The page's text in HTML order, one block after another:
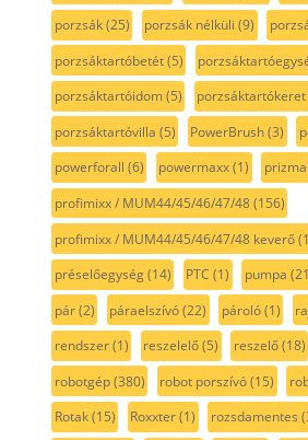
porzsák(25) porzsák nélküli (9)
porzsáktartóbetét(5)
porzsáktartóidom(5) porzsáktartókeret
porzsáktartóvilla (5) PowerBrush(3)
powerforall (6) powermaxx(1) prizma
profimixx / MUM44/45/46/47/48(156)
profimixx / MUM44/45/46/47/48 keverő
préselőegység(14) PTC (1) pumpa
pár(2) páraelszívó(22) pároló(1)
rendszer(1) reszelelő(5) reszelő(18)
robotgép(380) robot porszívó(15)
Rotak(15) Roxxter(1) rozsdamentes